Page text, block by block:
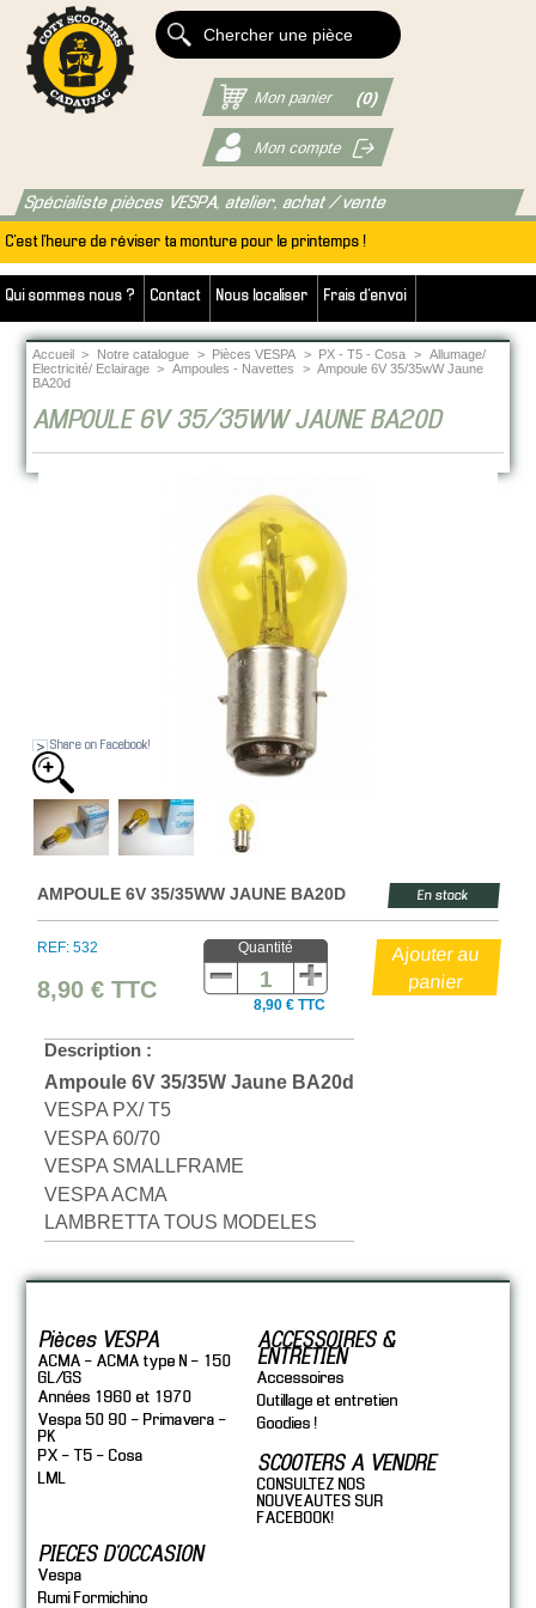
Spécialiste pièces VESPA, atelier, achat / vente
C'est l'heure de réviser ta monture pour le printemps !
Qui sommes nous ? Contact Nous localiser Frais d'envoi
Mon panier (0)
Mon compte
Accueil > Notre catalogue > Pièces VESPA > PX - T5 - Cosa > Allumage/
Electricité/ Eclairage > Ampoules - Navettes > Ampoule 6V 35/35wW Jaune
BA20d
AMPOULE 6V 35/35WW JAUNE BA20D
Share on Facebook!
AMPOULE 6V 35/35WW JAUNE BA20D En stock
REF: 532
8,90 €TTC
Quantité
8,90 € TTC
Description :
Ampoule 6V 35/35W Jaune BA20d
VESPA PX/ T5
VESPA 60/70
VESPA SMALLFRAME
VESPA ACMA
LAMBRETTA TOUS MODELES
Pièces VESPA
ACMA - ACMA type N - 150
GL/GS
Années 1960 et 1970
Vespa 50 90 - Primavera -
PK
PX - T5 - Cosa
LML
ACCESSOIRES &
ENTRETIEN
Accessoires
Outillage et entretien
Goodies !
SCOOTERS A VENDRE
CONSULTEZ NOS
NOUVEAUTES SUR
FACEBOOK!
PIECES D'OCCASION
Vespa
Rumi Formichino